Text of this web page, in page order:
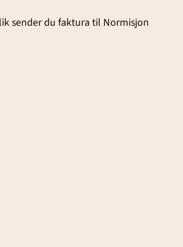
sender du faktura til Normisjon